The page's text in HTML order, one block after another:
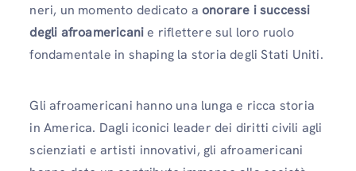
neri, un momento dedicato a onorare i successi
degli afroamericanie riflettere sul loro ruolo
fondamentale in shaping la storia degli Stati Uniti.
Gli afroamericani hanno una lunga e ricca storia
in America. Dagli iconici leader dei diritti civili agli
scienziati e artisti innovativi, gli afroamericani